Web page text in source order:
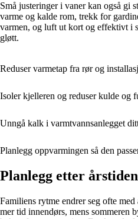
Små justeringer i vaner kan også gi
varme og kalde rom, trekk for
varmen, og luft ut kort og effektivt i
gløtt.
Reduser varmetap fra rør og
Isoler kjelleren og reduser kulde og
Unngå kalk i varmtvannsanlegget
Planlegg oppvarmingen så den
Planlegg etter
Familiens rytme endrer seg ofte
mer tid innendørs, mens sommeren